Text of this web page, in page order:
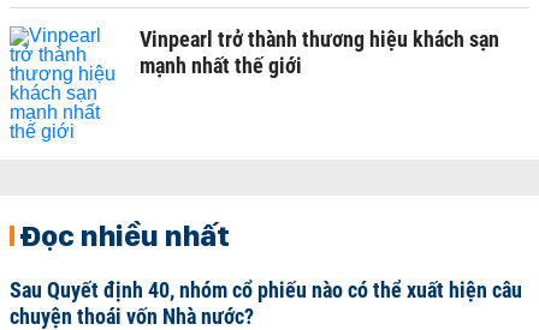
Vinpearl trở thành thương hiệu khách sạn
mạnh nhất thế giới
Đọc nhiều nhất
Sau Quyết định 40, nhóm cổ phiếu nào có thể xuất hiện câu
chuyện thoái vốn Nhà nước?